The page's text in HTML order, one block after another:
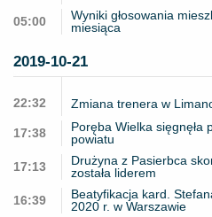
05:00
Wyniki głosowania
miesiąca
2019-10-21
22:32 Zmiana trenera w
17:38
Poręba Wielka sięgnęła
powiatu
17:13
Drużyna z Pasierbca
została liderem
16:39
Beatyfikacja kard.
2020 r. w Warszawie